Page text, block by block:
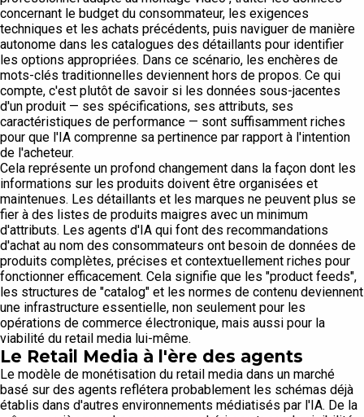
concernant le budget du consommateur, les exigences
techniques et les achats précédents, puis naviguer de manière
autonome dans les catalogues des détaillants pour identifier
les options appropriées. Dans ce scénario, les enchères de
mots-clés traditionnelles deviennent hors de propos. Ce qui
compte, c'est plutôt de savoir si les données sous-jacentes
d'un produit — ses spécifications, ses attributs, ses
caractéristiques de performance — sont suffisamment riches
pour que l'IA comprenne sa pertinence par rapport à l'intention
de l'acheteur.
Cela représente un profond changement dans la façon dont les
informations sur les produits doivent être organisées et
maintenues. Les détaillants et les marques ne peuvent plus se
fier à des listes de produits maigres avec un minimum
d'attributs. Les agents d'IA qui font des recommandations
d'achat au nom des consommateurs ont besoin de données de
produits complètes, précises et contextuellement riches pour
fonctionner efficacement. Cela signifie que les "product feeds",
les structures de "catalog" et les normes de contenu deviennent
une infrastructure essentielle, non seulement pour les
opérations de commerce électronique, mais aussi pour la
viabilité du retail media lui-même.
Le Retail Media à l'ère des agents
Le modèle de monétisation du retail media dans un marché
basé sur des agents reflétera probablement les schémas déjà
établis dans d'autres environnements médiatisés par l'IA. De la